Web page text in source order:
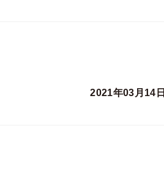
2021年03月14日